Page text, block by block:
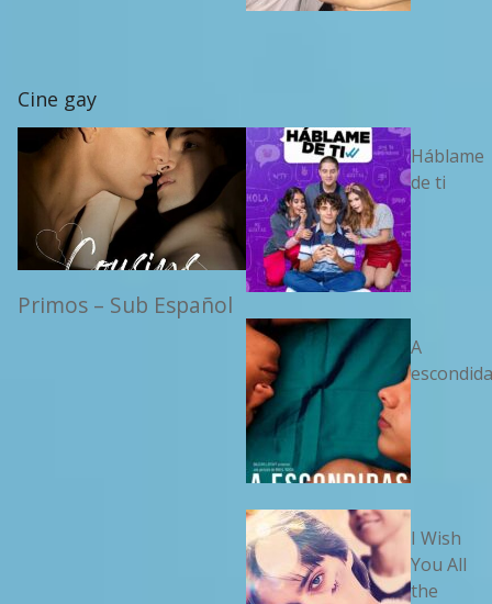
Cine gay
Primos – Sub Español
Háblame
de ti
A
I Wish
You All
the